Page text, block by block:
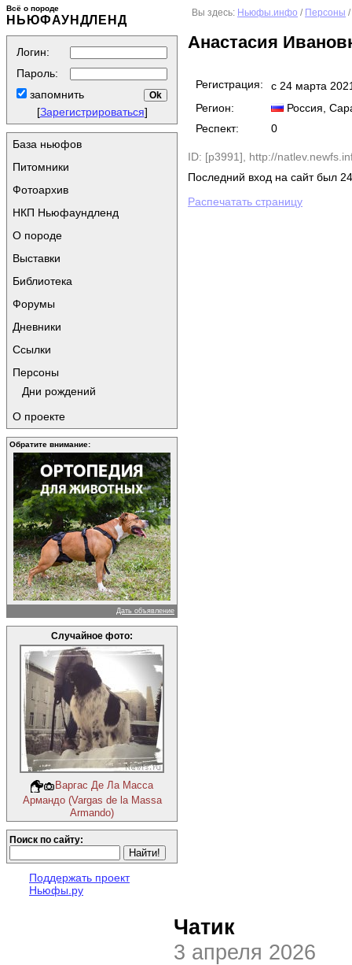
Всё о породе
НЬЮФАУНДЛЕНД
Логин:
Пароль:
запомнить
[Зарегистрироваться]
База ньюфов
Питомники
Фотоархив
НКП Ньюфаундленд
О породе
Выставки
Библиотека
Форумы
Дневники
Ссылки
Персоны
Дни рождений
О проекте
Обратите внимание:
Дать объявление
Случайное фото:
Варгас Де Ла Масса
Армандо (Vargas de la Massa
Armando)
Поиск по сайту:
Поддержать проект
Ньюфы.ру
Вы здесь: Ньюфы.инфо / Персоны /
Анастасия
Регистрация:
с 24 марта
Регион:
Россия ,
Респект:
0
ID: [p3991], http://
Последний вход на сайт был
Распечатать страницу
Чатик
3 апреля 2026